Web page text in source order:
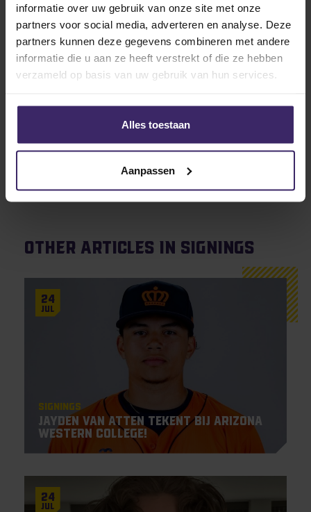
informatie over uw gebruik van onze site met onze
partners voor social media, adverteren en analyse. Deze
partners kunnen deze gegevens combineren met andere
informatie die u aan ze heeft verstrekt of die ze hebben
verzameld op basis van uw gebruik van hun services.
Alles toestaan
Aanpassen
het de ideale plek maakt voor Laurens om zich verder
te ontwikkelen.
Wij wensen Laurens ontzettend veel succes en plezier
aan de Amerikaanse westkust!
Other articles in Signings
24
Jul
Signings
Jayden Van Atten tekent bij Arizona
Western College!
24
Jul